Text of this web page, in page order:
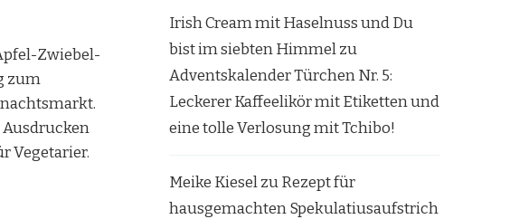
Zwiebel-
zum
Vegetarier.
Irish Cream mit Haselnuss und Du
bist im siebten Himmelzu
Adventskalender Türchen Nr. 5:
Leckerer Kaffeelikör mit Etiketten und
eine tolle Verlosung mit Tchibo!
Meike KieselzuRezept für
hausgemachten Spekulatiusaufstrich